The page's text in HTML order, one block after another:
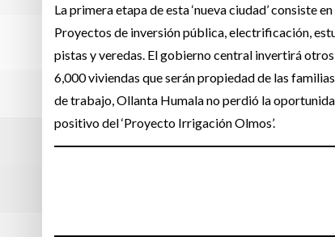
La primera etapa de esta ‘nueva ciudad’
Proyectos de inversión pública, electrificación,
pistas y veredas. El gobierno central invertirá
6,000 viviendas que serán propiedad de las
de trabajo, Ollanta Humala no perdió la
positivo del ‘Proyecto Irrigación Olmos’.